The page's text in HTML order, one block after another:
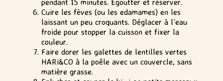
Cuire les fèves (ou les edamames) en les
laissant un peu croquants. Déglacer à l’eau
froide pour stopper la cuisson et fixer la
couleur.
Faire dorer les galettes de lentilles vertes
HARi&CO à la poêle avec un couvercle, sans
matière grasse.